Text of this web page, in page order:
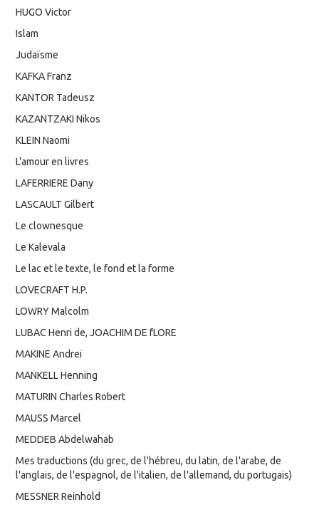
HUGO Victor
Islam
Judaïsme
KAFKA Franz
KANTOR Tadeusz
KAZANTZAKI Nikos
KLEIN Naomi
L'amour en livres
LAFERRIERE Dany
LASCAULT Gilbert
Le clownesque
Le Kalevala
Le lac et le texte, le fond et la forme
LOVECRAFT H.P.
LOWRY Malcolm
LUBAC Henri de, JOACHIM DE fLORE
MAKINE Andreï
MANKELL Henning
MATURIN Charles Robert
MAUSS Marcel
MEDDEB Abdelwahab
Mes traductions (du grec, de l'hébreu, du latin, de l'arabe, de
l'anglais, de l'espagnol, de l'italien, de l'allemand, du portugais)
MESSNER Reinhold